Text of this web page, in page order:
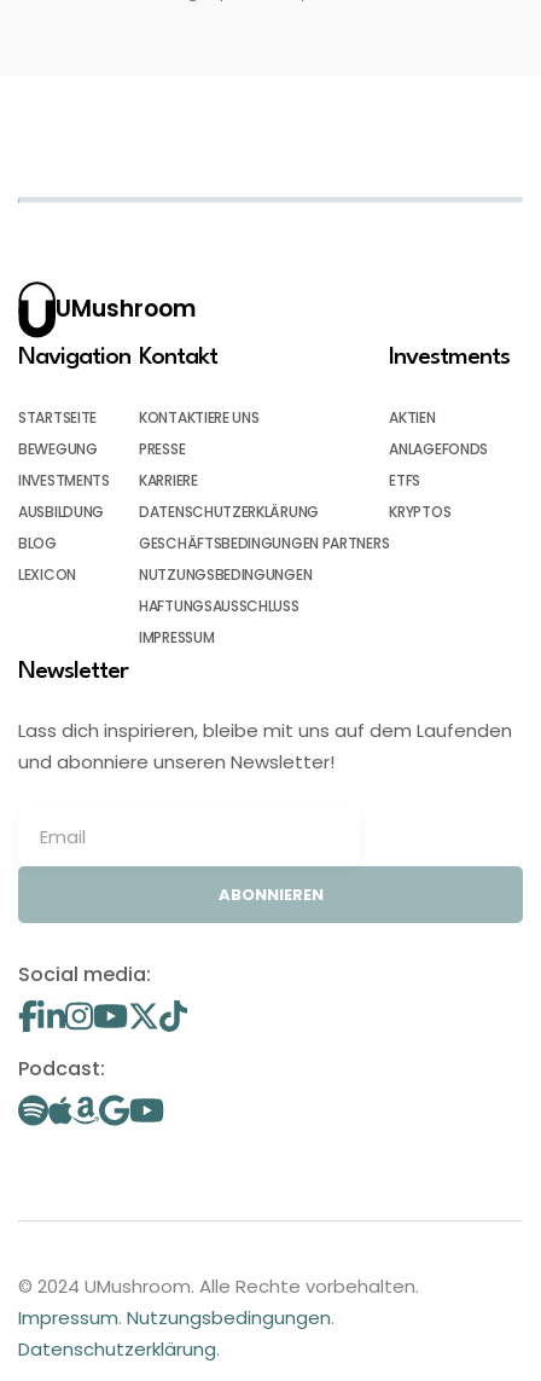
UMushroom
Navigation
STARTSEITE
BEWEGUNG
INVESTMENTS
AUSBILDUNG
BLOG
LEXICON
Kontakt
KONTAKTIERE UNS
PRESSE
KARRIERE
DATENSCHUTZERKLÄRUNG
GESCHÄFTSBEDINGUNGEN PARTNERS
NUTZUNGSBEDINGUNGEN
HAFTUNGSAUSSCHLUSS
IMPRESSUM
Investments
AKTIEN
ANLAGEFONDS
ETFS
KRYPTOS
Newsletter
Lass dich inspirieren, bleibe mit uns auf dem Laufenden
und abonniere unseren Newsletter!
ABONNIEREN
Social media:
Podcast:
© 2024 UMushroom. Alle Rechte vorbehalten.
Impressum. Nutzungsbedingungen.
Datenschutzerklärung.